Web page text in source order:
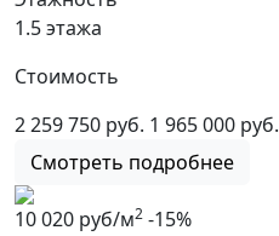
1.5 этажа
Стоимость
2 259 750 руб. 1 965 000 руб.
Смотреть подробнее
10 020 руб/м2 -15%